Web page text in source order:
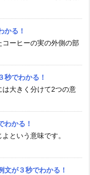
かる！
コーヒーの実の外側の部
秒でわかる！
は大きく分けて2つの意
わかる！
という意味です。
文が３秒でわかる！